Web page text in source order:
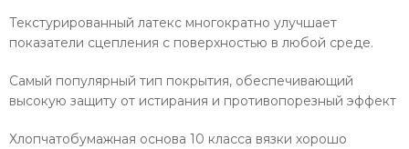
Текстурированный латекс многократно улучшает
показатели сцепления с поверхностью в любой среде.
Самый популярный тип покрытия, обеспечивающий
высокую защиту от истирания и противопорезный эффект
Хлопчатобумажная основа 10 класса вязки хорошо